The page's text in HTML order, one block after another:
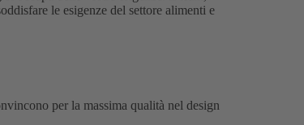
le esigenze del settore alimenti e
per la massima qualità nel design